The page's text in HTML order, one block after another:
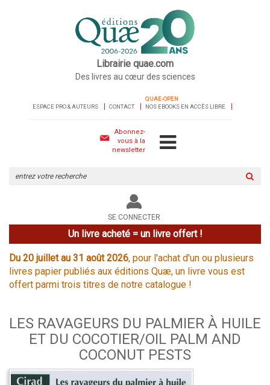
Librairie quae.com
Des livres au cœur des sciences
ESPACE PRO & AUTEURS CONTACT
QUAE-OPEN
NOS EBOOKS EN ACCÈS LIBRE
Abonnez-
vous à la
newsletter
le
site
SE CONNECTER
Un livre acheté = un livre offert !
Du 20 juillet au 31 août 2026, pour l'achat d'un ou plusieurs
livres papier publiés aux éditions Quæ, un livre vous est
offert parmi trois titres de notre catalogue !
LES RAVAGEURS DU PALMIER À HUILE
ET DU COCOTIER/OIL PALM AND
COCONUT PESTS